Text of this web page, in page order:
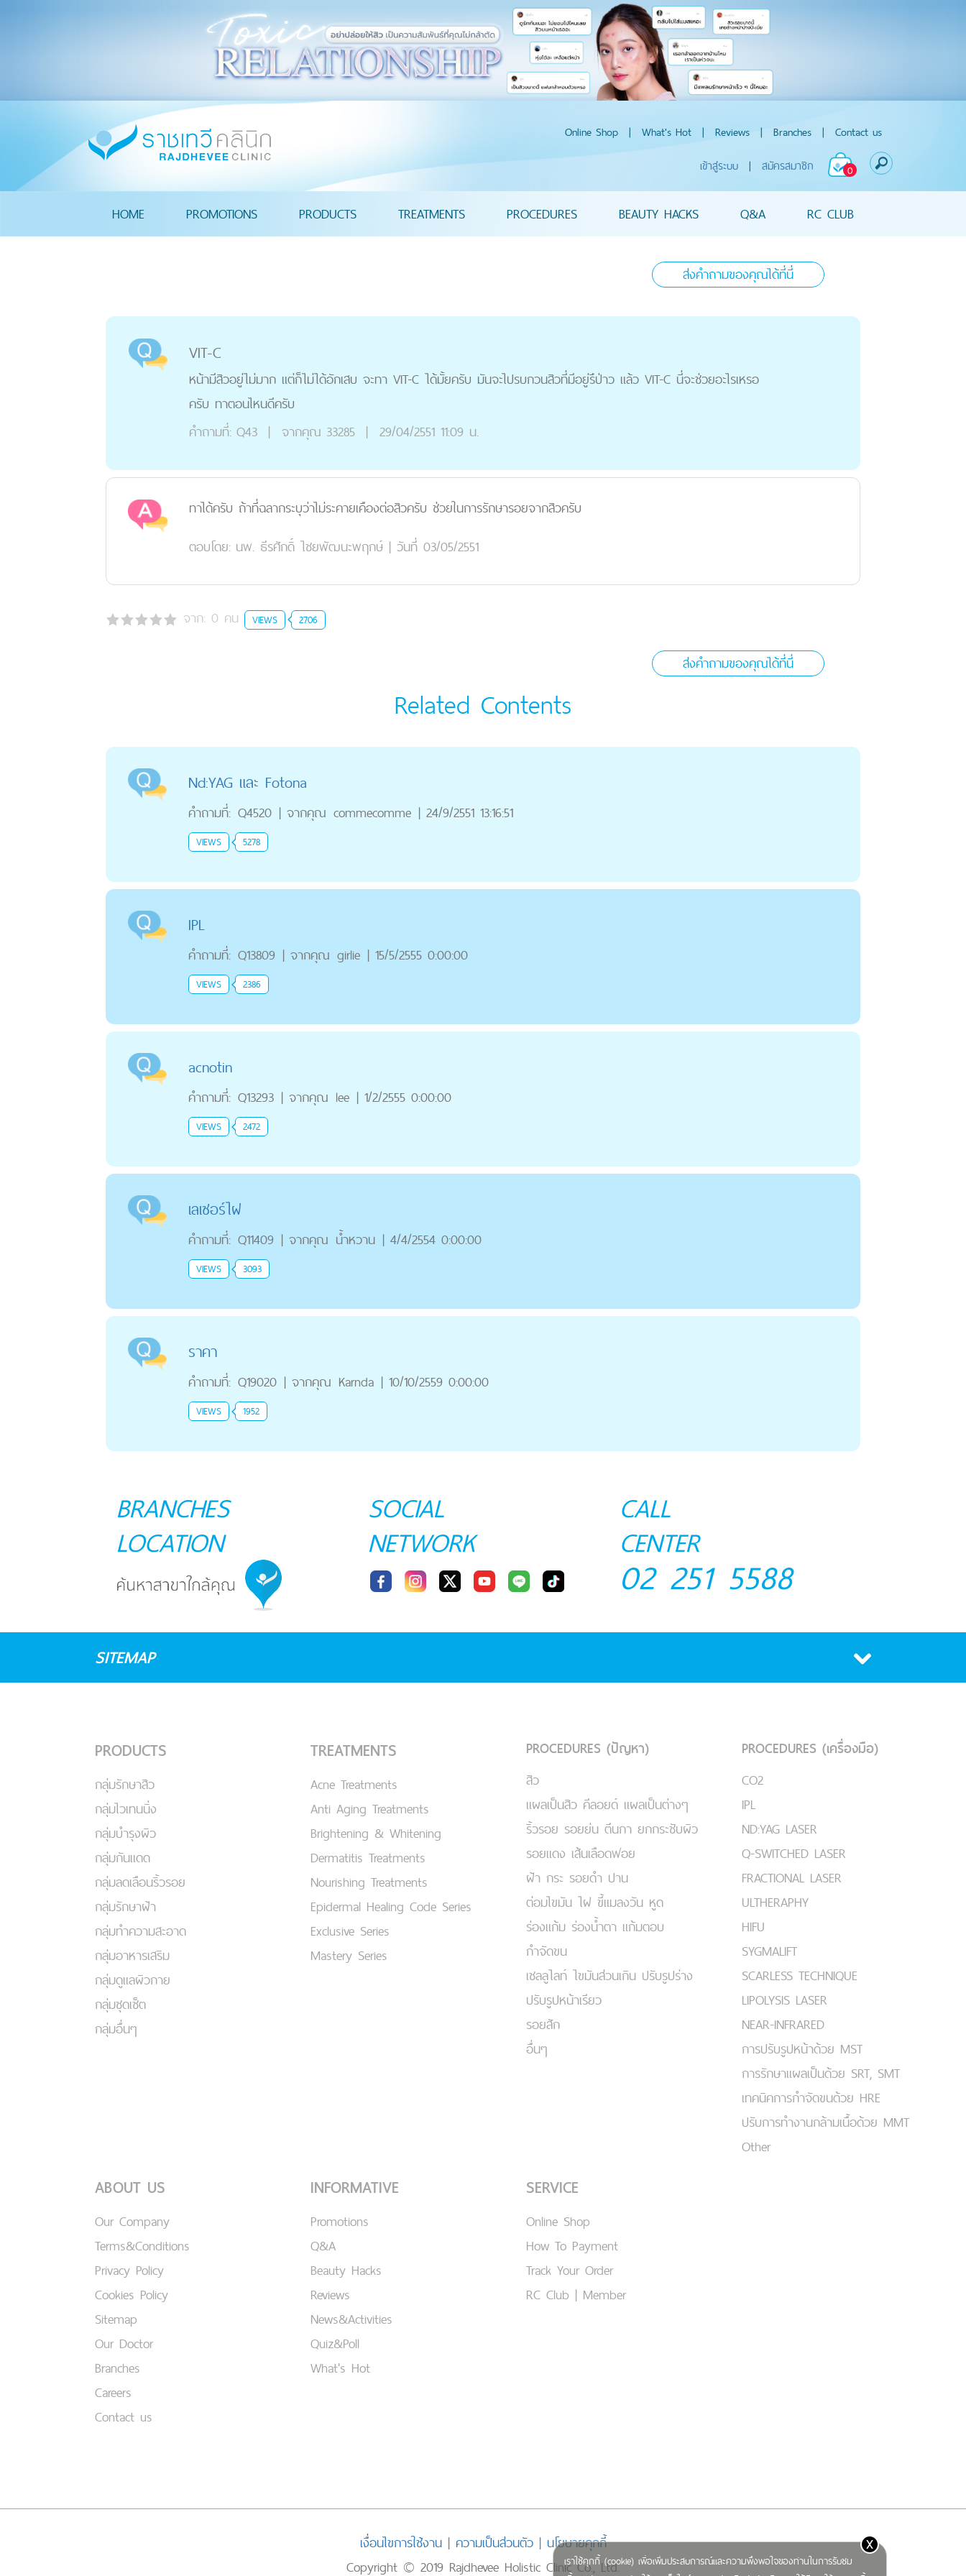
Online Shop | What's Hot | Reviews | Branches | Contact us
0
เข้าสู่ระบบ | สมัครสมาชิก
HOME PROMOTIONS PRODUCTS TREATMENTS PROCEDURES BEAUTY HACKS Q&A RC CLUB
ส่งคำถามของคุณได้ที่นี่
VIT-C
หน้ามีสิวอยู่ไม่มาก แต่ก็ไม่ได้อักเสบ จะทา VIT-C ได้มั้ยครับ มันจะไปรบกวนสิวที่มีอยู่รึป่าว แล้ว VIT-C นี่จะช่วยอะไรเหรอ
ครับ ทาตอนไหนดีครับ
คำถามที่: Q43 | จากคุณ 33285 | 29/04/2551 11:09 น.
ทาได้ครับ ถ้าที่ฉลากระบุว่าไม่ระคายเคืองต่อสิวครับ ช่วยในการรักษารอยจากสิวครับ
ตอบโดย: นพ. ธีรศักดิ์ ไชยพัฒนะพฤกษ์ | วันที่ 03/05/2551
จาก: 0 คน VIEWS 2706
ส่งคำถามของคุณได้ที่นี่
Related Contents
Nd:YAG และ Fotona
คำถามที่: Q4520 | จากคุณ commecomme | 24/9/2551 13:16:51
VIEWS 5278
IPL
คำถามที่: Q13809 | จากคุณ girlie | 15/5/2555 0:00:00
VIEWS 2386
acnotin
คำถามที่: Q13293 | จากคุณ lee | 1/2/2555 0:00:00
VIEWS 2472
เลเซอร์ไฝ
คำถามที่: Q11409 | จากคุณ น้ำหวาน | 4/4/2554 0:00:00
VIEWS 3093
ราคา
คำถามที่: Q19020 | จากคุณ Karnda | 10/10/2559 0:00:00
VIEWS 1952
เราใช้คุกกี้ (cookie) เพื่อเพิ่มประสบการณ์และความพึงพอใจของท่านในการรับชม
x
BRANCHES
LOCATION
SOCIAL
NETWORK
CALL
CENTER
02 251 5588
SITEMAP
PRODUCTS
กลุ่มรักษาสิว
กลุ่มไวเทนนิ่ง
กลุ่มบำรุงผิว
กลุ่มกันแดด
กลุ่มลดเลือนริ้วรอย
กลุ่มรักษาฝ้า
กลุ่มทำความสะอาด
กลุ่มอาหารเสริม
กลุ่มดูแลผิวกาย
กลุ่มชุดเซ็ต
กลุ่มอื่นๆ
TREATMENTS
Acne Treatments
Anti Aging Treatments
Brightening & Whitening
Dermatitis Treatments
Nourishing Treatments
Epidermal Healing Code Series
Exclusive Series
Mastery Series
PROCEDURES (ปัญหา)
สิว
แผลเป็นสิว คีลอยด์ แผลเป็นต่างๆ
ริ้วรอย รอยย่น ตีนกา ยกกระชับผิว
รอยแดง เส้นเลือดฟอย
ฝ้า กระ รอยดำ ปาน
ต่อมไขมัน ไฝ ขี้แมลงวัน หูด
ร่องแก้ม ร่องน้ำตา แก้มตอบ
กำจัดขน
เชลลูไลท์ ไขมันส่วนเกิน ปรับรูปร่าง
ปรับรูปหน้าเรียว
รอยสัก
อื่นๆ
PROCEDURES (เครื่องมือ)
CO2
IPL
ND:YAG LASER
Q-SWITCHED LASER
FRACTIONAL LASER
ULTHERAPHY
HIFU
SYGMALIFT
SCARLESS TECHNIQUE
LIPOLYSIS LASER
NEAR-INFRARED
การปรับรูปหน้าด้วย MST
การรักษาแผลเป็นด้วย SRT, SMT
เทคนิคการกำจัดขนด้วย HRE
ปรับการทำงานกล้ามเนื้อด้วย MMT
Other
ABOUT US
Our Company
Terms&Conditions
Privacy Policy
Cookies Policy
Sitemap
Our Doctor
Branches
Careers
Contact us
INFORMATIVE
Promotions
Q&A
Beauty Hacks
Reviews
News&Activities
Quiz&Poll
What's Hot
SERVICE
Online Shop
How To Payment
Track Your Order
RC Club | Member
เงื่อนไขการใช้งาน| ความเป็นส่วนตัว| นโยบายคุกกี้
Copyright © 2019 Rajdhevee Holistic Clinic Co., Ltd.